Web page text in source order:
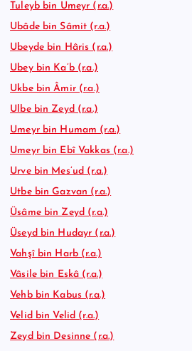
Tuleyb bin Umeyr (r.a.)
Ubâde bin Sâmit (r.a.)
Ubeyde bin Hâris (r.a.)
Ubey bin Ka’b (r.a.)
Ukbe bin Âmir (r.a.)
Ulbe bin Zeyd (r.a.)
Umeyr bin Humam (r.a.)
Umeyr bin Ebî Vakkas (r.a.)
Urve bin Mes’ud (r.a.)
Utbe bin Gazvan (r.a.)
Üsâme bin Zeyd (r.a.)
Üseyd bin Hudayr (r.a.)
Vahşî bin Harb (r.a.)
Vâsile bin Eskâ (r.a.)
Vehb bin Kabus (r.a.)
Velid bin Velid (r.a.)
Zeyd bin Desinne (r.a.)